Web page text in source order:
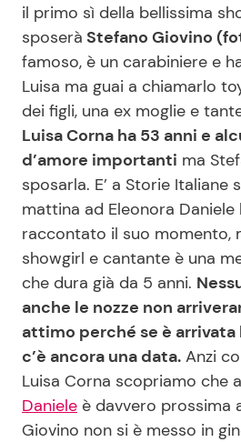
Mondo Mamma
News benessere
Salute
Viaggi e Turismo
Festività
Le
Seguici
Info
il primo sì della bellissima
sposerà Stefano Giovino
famoso, è un carabiniere e
Luisa ma guai a chiamarlo
dei figli, una ex moglie e
Luisa Corna ha 53 anni e
d’amore importanti ma
sposarla. E’ a Storie Italiane
mattina ad Eleonora Daniele
raccontato il suo momento,
showgirl e cantante è una
che dura già da 5 anni.
anche le nozze non
attimo perché se è arrivata
c’è ancora una data. Anzi
Luisa Corna scopriamo che
Daniele è davvero prossima
Giovino non si è messo in